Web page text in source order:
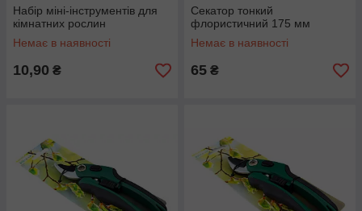
Набір міні-інструментів для
кімнатних рослин
Немає в наявності
10,90 ₴
Секатор тонкий
флористичний 175 мм
Немає в наявності
65 ₴